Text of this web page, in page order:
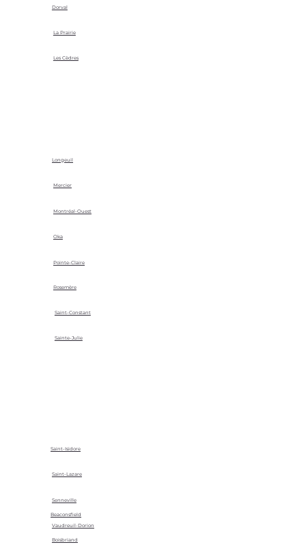
Dorval
La Prairie
Les Cèdres
Longeuil
Mercier
Montréal-Ouest
Oka
Pointe-Claire
Rosemère
Saint-Constant
Sainte-Julie
Saint-Isidore
Saint-Lazare
Senneville
Vaudreuil-Dorion
Beaconsfield
Boisbriand